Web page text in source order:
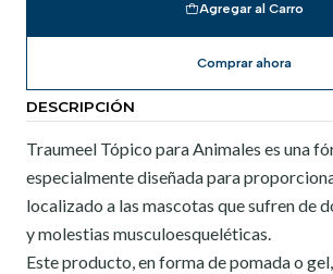
Agregar al Carro
Comprar ahora
DESCRIPCIÓN
Traumeel Tópico para Animales es una
especialmente diseñada para
localizado a las mascotas que sufren de
y molestias musculoesqueléticas.
Este producto, en forma de pomada o